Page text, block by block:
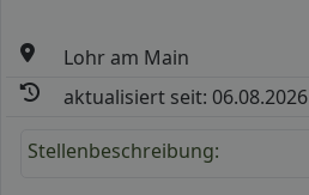
Lohr am Main
aktualisiert seit: 06.08.2026
Stellenbeschreibung: